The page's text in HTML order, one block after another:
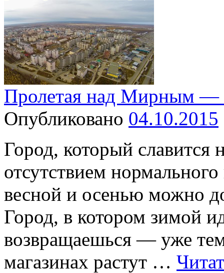
Пролетая над Мирным —
Опубликовано 04.10.2015
Город, который славится
отсутствием
весной и осенью можно
Город, в котором зимой
возвращаешься — уже
магазинах растут …